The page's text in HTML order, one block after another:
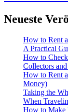
Neueste
How to Rent
A Practical
How to
Collectors
How to Rent
Money)
Taking the
When
How to Make